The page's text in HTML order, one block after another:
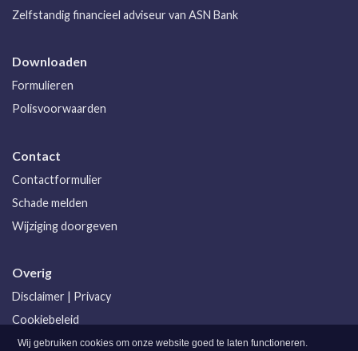
Wij gebruiken cookies om onze website goed te laten functioneren.
Zelfstandig financieel adviseur van ASN Bank
Downloaden
Formulieren
Polisvoorwaarden
Contact
Contactformulier
Schade melden
Wijziging doorgeven
Overig
Disclaimer
Privacy
Cookiebeleid
Klachtenprocedure